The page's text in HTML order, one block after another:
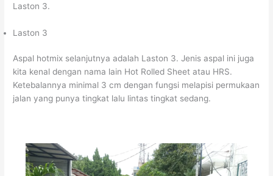
Laston 3.
Laston 3
Aspal hotmix selanjutnya adalah Laston 3. Jenis aspal ini juga
kita kenal dengan nama lain Hot Rolled Sheet atau HRS.
Ketebalannya minimal 3 cm dengan fungsi melapisi permukaan
jalan yang punya tingkat lalu lintas tingkat sedang.